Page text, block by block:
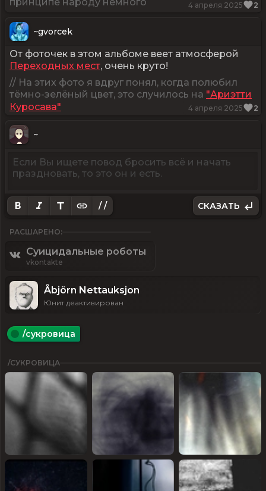
4 апреля 2025 2
~gvorcek
От фоточек в этом альбоме веет атмосферой
Переходных мест, очень круто!
// На этих фото я вдруг понял, когда полюбил
тёмно-зелёный цвет, это случилось на "Ариэтти
Куросава"
4 апреля 2025 2
~
/ / СКАЗАТЬ
РАСШАРЕНО:
Суицидальные роботы
vkontakte
Åbjörn Nettauksjon
Юнит деактивирован
/сукровица
/СУКРОВИЦА